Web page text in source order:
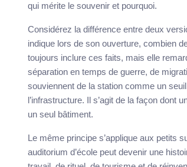
qui mérite le souvenir et pourquoi.
Considérez la différence entre deux
indique lors de son ouverture, combien
toujours inclure ces faits, mais elle
séparation en temps de guerre, de
souviennent de la station comme un
l’infrastructure. Il s’agit de la façon dont
un seul bâtiment.
Le même principe s’applique aux petits
auditorium d’école peut devenir une